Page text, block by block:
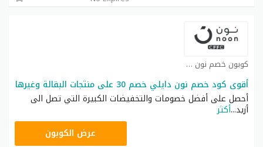
كوبون خصم نون كوبون
أقوى كود خصم نون دايلي خصم 30 على منتجات البقالة وغيرها
أحصل على أفضل خصومات والتخفيضات الكبيرة التي تصل الى
أزيد...أكثر
عرض الكوبون